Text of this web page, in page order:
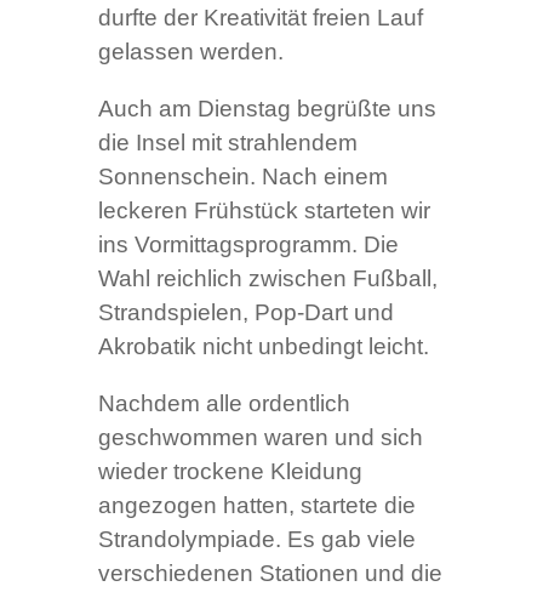
durfte der Kreativität freien Lauf
gelassen werden.
Auch am Dienstag begrüßte uns
die Insel mit strahlendem
Sonnenschein. Nach einem
leckeren Frühstück starteten wir
ins Vormittagsprogramm. Die
Wahl reichlich zwischen Fußball,
Strandspielen, Pop-Dart und
Akrobatik nicht unbedingt leicht.
Nachdem alle ordentlich
geschwommen waren und sich
wieder trockene Kleidung
angezogen hatten, startete die
Strandolympiade. Es gab viele
verschiedenen Stationen und die